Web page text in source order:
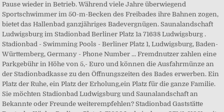
Pause wieder in Betrieb. Während viele Jahre überwiegend
Sportschwimmer im 50-m-Becken des Freibades ihre Bahnen zogen,
bietet das Hallenbad ganzjähriges Badevergnügen. Saunalandschaft
Ludwigsburg im Stadionbad Berliner Platz 1a 71638 Ludwigsburg .
Stadionbad - Swimming Pools - Berliner Platz 1, Ludwigsburg, Baden-
Württemberg, Germany - Phone Number ... Fremdnutzer zahlen eine
Parkgebühr in Höhe von 5,- Euro und können die Ausfahrmünze an
der Stadionbadkasse zu den Öffnungszeiten des Bades erwerben. Ein
Platz der Ruhe, ein Platz der Erholung,ein Platz für die ganze Familie.
Sie möchten Stadionbad Ludwigsburg und Saunalandschaft an
Bekannte oder Freunde weiterempfehlen? Stadionbad Gaststätte